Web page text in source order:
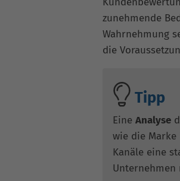
zunehmende
Wahrnehmung
die
Tipp
Eine Analyse
wie die
Kanäle eine
Unternehmen